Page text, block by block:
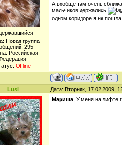
Новая группа
295
Российская
Offline
А вообще там очень
мальчиков держались
одном коридоре я не
Lusi Дата: Вторник, 17.02.2009,
Мариша , У меня на лифте